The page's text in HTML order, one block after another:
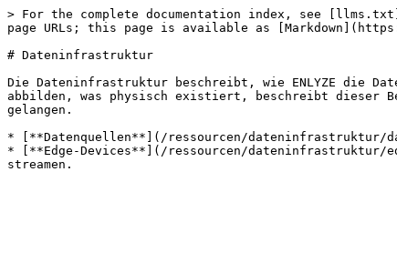
> For the complete documentation index, see
page URLs; this page is available as
# Dateninfrastruktur
Die Dateninfrastruktur beschreibt, wie ENLYZE die
abbilden, was physisch existiert, beschreibt dieser
gelangen.
* [**Datenquellen**](/ressourcen/dateninfrastruktur/
* [**Edge-Devices**](/ressourcen/dateninfrastruktur/